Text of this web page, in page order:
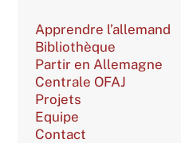
Apprendre l’allemand
Bibliothèque
Partir en Allemagne
Centrale OFAJ
Projets
Equipe
Contact